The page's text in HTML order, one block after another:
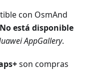
con OsmAnd
No está disponible
AppGallery.
son compras